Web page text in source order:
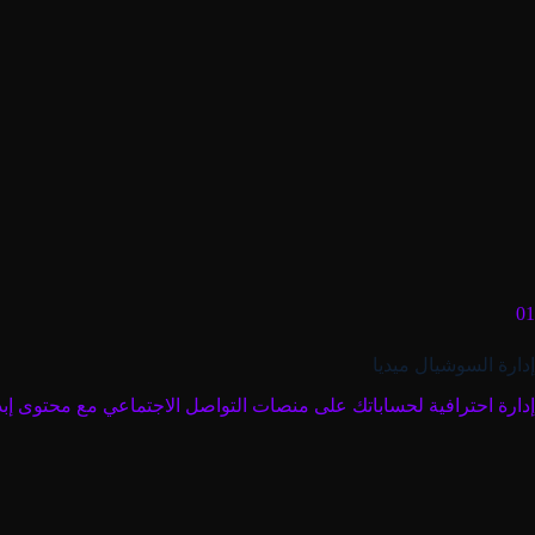
01
إدارة السوشيال ميديا
إدارة احترافية لحساباتك على منصات التواصل الاجتماعي مع محتوى